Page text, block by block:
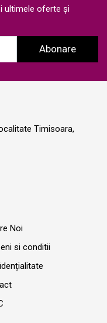
ultimele oferte și
Abonare
Timisoara,
Noi
si conditii